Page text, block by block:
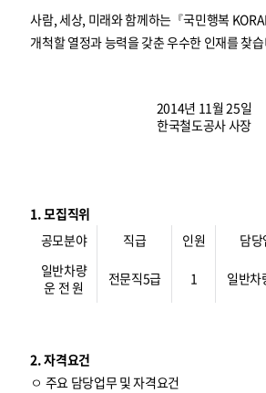
사람, 세상, 미래와 함께하는『국민행복
개척할 열정과 능력을 갖춘 우수한 인재를 찾
2014년 11월 25일
한국철도공사 사장
1. 모집직위
공모분야
직급 인원 담
일반차량
운 전 원
전문직5급 1 일반차
2. 자격요건
ㅇ 주요 담당업무 및 자격요건